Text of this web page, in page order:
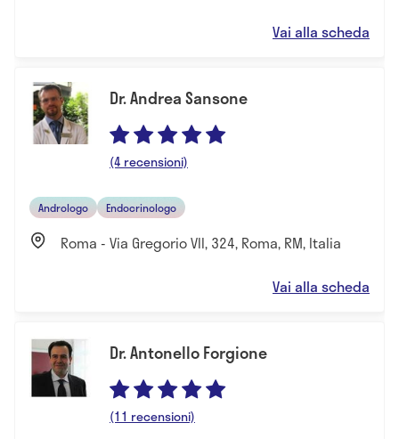
Vai alla scheda
Dr. Andrea Sansone
(4 recensioni)
Andrologo Endocrinologo
Roma - Via Gregorio VII, 324, Roma, RM, Italia
Vai alla scheda
Dr. Antonello Forgione
(11 recensioni)